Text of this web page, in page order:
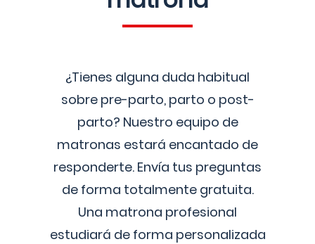
¿Tienes alguna duda habitual
sobre pre-parto, parto o post-
parto? Nuestro equipo de
matronas estará encantado de
responderte. Envía tus preguntas
de forma totalmente gratuita.
Una matrona profesional
estudiará de forma personalizada